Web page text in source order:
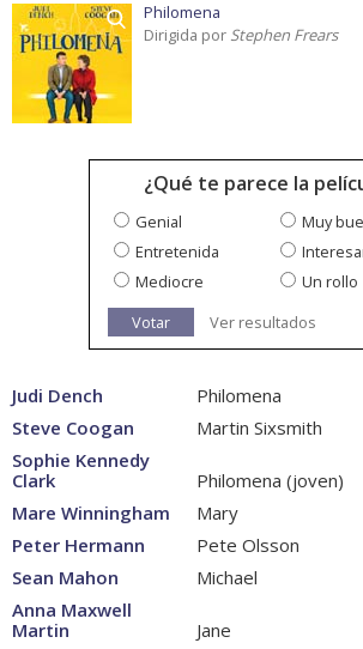
Philomena
Dirigida por Stephen Frears
¿Qué te parece la
Genial
Muy
Entretenida
Mediocre
Un rollo
Votar
Ver resultados
Judi Dench
Philomena
Steve Coogan
Martin Sixsmith
Sophie Kennedy
Clark
Philomena (joven)
Mare Winningham
Mary
Peter Hermann
Pete Olsson
Sean Mahon
Michael
Anna Maxwell
Martin
Jane